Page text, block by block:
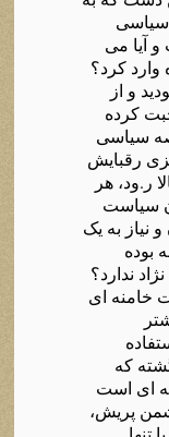
آیا می
وارد کرد؟
و از
کرده
سیاسی
رقبایش
ر.ود، هر
سیاست
نیاز به یک
بوده
ندارد؟
خامنه ای
که
ای است
پریش،